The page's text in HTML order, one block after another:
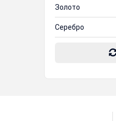
Золото
Серебро